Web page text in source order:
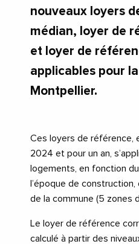
nouveaux loyers
médian, loyer de
et loyer de
applicables pour
Montpellier.
Ces loyers de référence,
2024 et pour un an,
logements, en fonction
l’époque de
de la commune (5 zones
Le loyer de référence
calculé à partir des